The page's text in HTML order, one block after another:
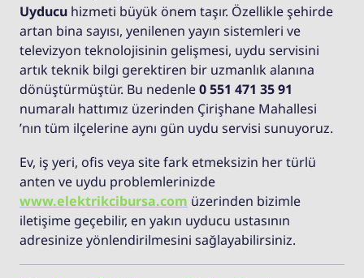
Uyducu hizmeti büyük önem taşır. Özellikle şehirde
artan bina sayısı, yenilenen yayın sistemleri ve
televizyon teknolojisinin gelişmesi, uydu servisini
artık teknik bilgi gerektiren bir uzmanlık alanına
dönüştürmüştür. Bu nedenle0 551 471 35 91
numaralı hattımız üzerinden Çirişhane Mahallesi
’nın tüm ilçelerine aynı gün uydu servisi sunuyoruz.
Ev, iş yeri, ofis veya site fark etmeksizin her türlü
anten ve uydu problemlerinizde
www.elektrikcibursa.com üzerinden bizimle
iletişime geçebilir, en yakın uyducu ustasının
adresinize yönlendirilmesini sağlayabilirsiniz.